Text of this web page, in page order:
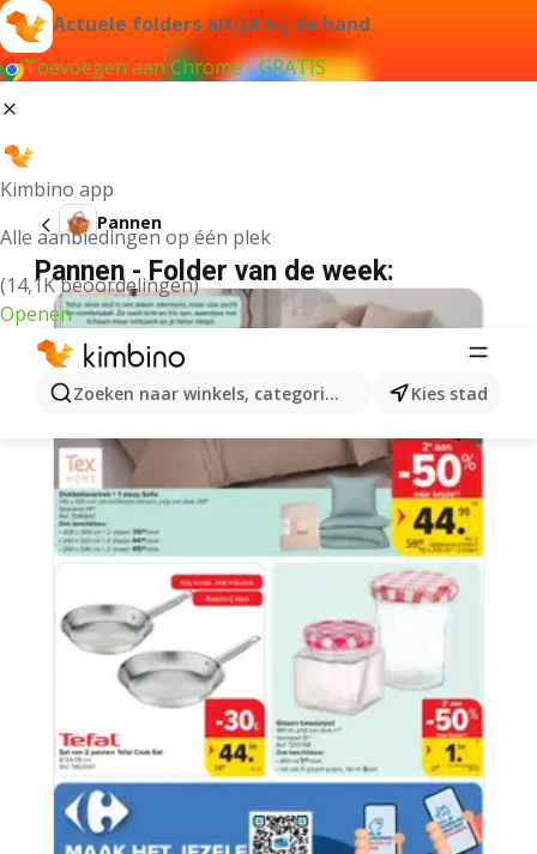
Actuele folders altijd bij de hand
Toevoegen aan Chrome - GRATIS
Kimbino app
Alle aanbiedingen op één plek
(14,1K beoordelingen)
Openen
Zoeken naar winkels, categorieën, producten...
Kies stad
Pannen
Pannen - Folder van de week: